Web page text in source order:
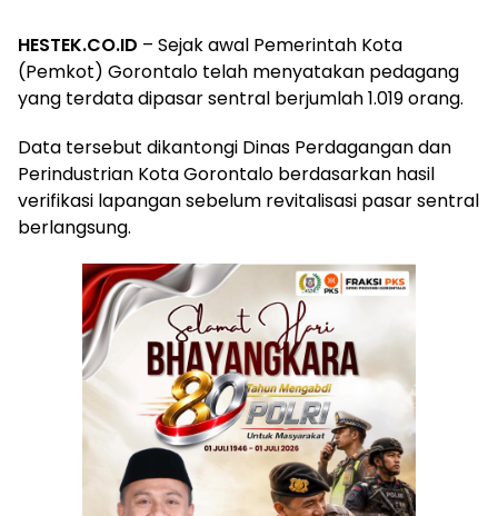
HESTEK.CO.ID – Sejak awal Pemerintah Kota
(Pemkot) Gorontalo telah menyatakan pedagang
yang terdata dipasar sentral berjumlah 1.019 orang.
Data tersebut dikantongi Dinas Perdagangan dan
Perindustrian Kota Gorontalo berdasarkan hasil
verifikasi lapangan sebelum revitalisasi pasar sentral
berlangsung.